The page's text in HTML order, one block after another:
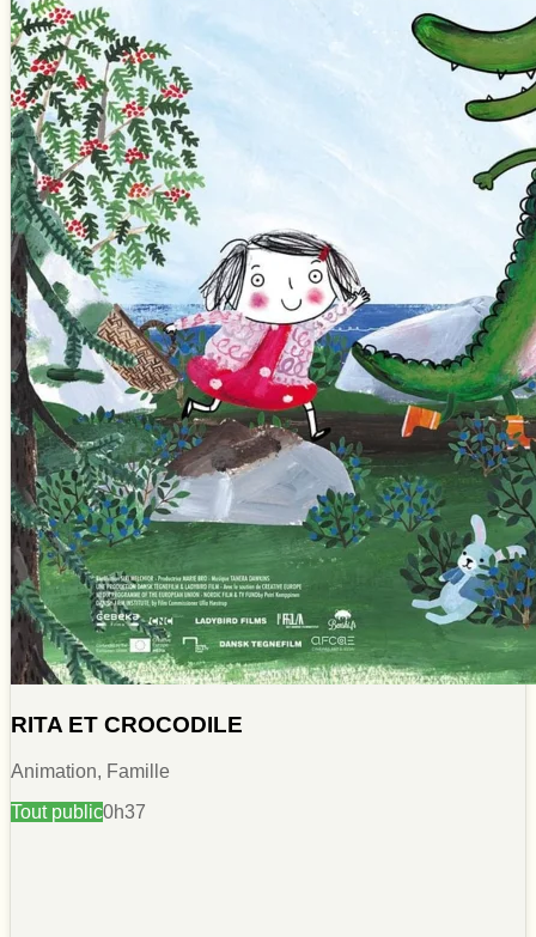
RITA ET CROCODILE
Animation, Famille
Tout public0h37